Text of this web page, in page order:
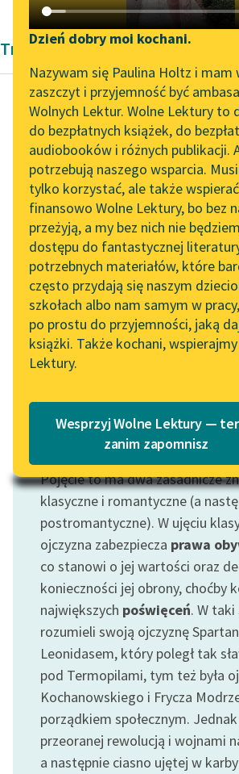
Katalog DAISY
Podkasty o książkach
Zgłoś
Aktualności
„Prokurator Alicja Horn”
do słuchania
Byliśmy częścią AI Impact
Lab
Zapraszamy na spotkanie
online z tłumaczkami
literatury skandynawskiej
Spotkanie z Katarzyną
Tunkiel w Oslo
102. lata temu zmarł
Joseph Conrad
Lektury szkolne i klasyka
literatury do słuchania dla
uczennic i uczniów z
niepełnosprawnościami
E-kolekcja lektur
szkolnych i literatury do
słuchania dla uczennic i
uczniów z
niepełnosprawnościami
Feministyczne inspiracje.
Popularyzacja
skandynawskiej literatury
feministycznej
Ręce pełne poezji
Kolekcje edukacyjne
Mapa
API
OAI-
Widget
Dzień dobry moi kochani.
Nazywam się Paulina Holtz i mam
zaszczyt i przyjemność być
Wolnych Lektur. Wolne Lektury to
do bezpłatnych książek, do
audiobooków i różnych publikacji.
potrzebują naszego wsparcia.
tylko korzystać, ale także wspierać
finansowo Wolne Lektury, bo bez
przeżyją, a my bez nich nie
dostępu do fantastycznej
potrzebnych materiałów, które
często przydają się naszym
szkołach albo nam samym w
po prostu do przyjemności, jaką
książki. Także kochani,
Lektury.
Wesprzyj Wolne Lektury —
zanim zapomnisz
Tragedia Modernizm
Stanisław
Nie
nic…
idei,
upadły,
upaść...
Czytaj
Motyw: Ojczyzna
Pojęcie to ma dwa zasadnicze
klasyczne i romantyczne (a
postromantyczne). W ujęciu
ojczyzna zabezpiecza prawa
co stanowi o jej wartości oraz
konieczności jej obrony, choćby
największych poświęceń. W
rozumieli swoją ojczyznę
Leonidasem, który poległ tak
pod Termopilami, tym też była
Kochanowskiego i Frycza
porządkiem społecznym.
przeoranej rewolucją i wojnami
a następnie ciasno ujętej w